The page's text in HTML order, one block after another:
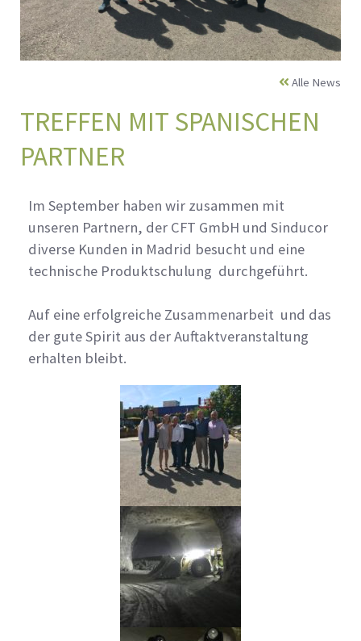
Alle News
TREFFEN MIT SPANISCHEN
PARTNER
Im September haben wir zusammen mit
unseren Partnern, der CFT GmbH und Sinducor
diverse Kunden in Madrid besucht und eine
technische Produktschulung durchgeführt.
Auf eine erfolgreiche Zusammenarbeit und das
der gute Spirit aus der Auftaktveranstaltung
erhalten bleibt.